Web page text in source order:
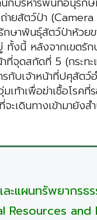
สัตว์ป่า (Camera
ษาพันธุ์สัตว์ป่าห้วย
งนี้ หลังจากเขตรัก
จุดสกัดที่ 5 (กระทะ
รกับเจ้าหน้าที่ปศุสั
เท้าเพื่อฆ่าเชื้อโรค
ะเดินทางเข้ามายั
ะแผนทรัพยากรธ
Resources and